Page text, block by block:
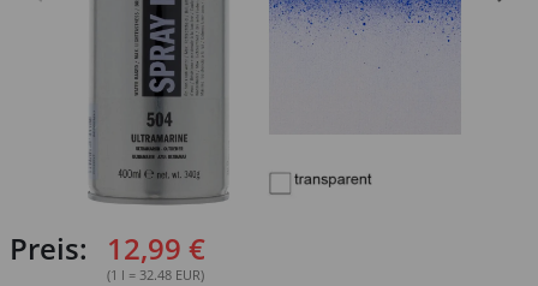
Preis: 12,99 €
(1 l = 32.48 EUR)